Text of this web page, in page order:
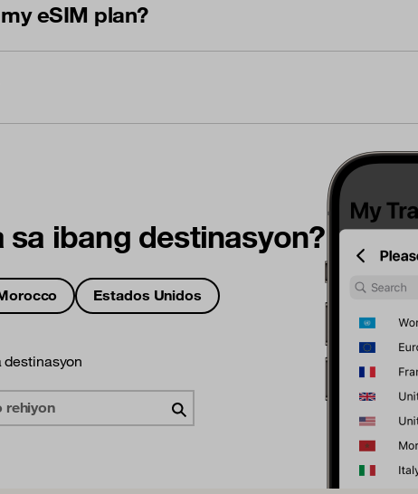
eSIM plan?
sa ibang destinasyon?
Estados Unidos